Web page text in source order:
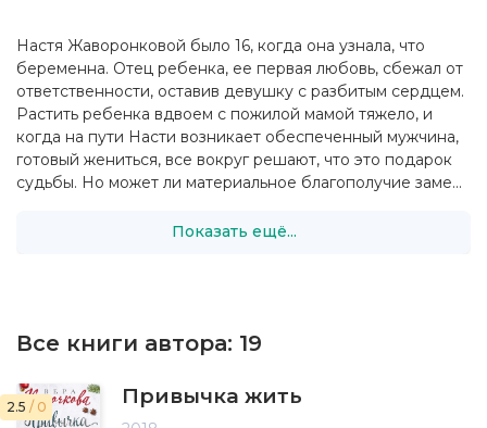
Настя Жаворонковой было 16, когда она узнала, что
беременна. Отец ребенка, ее первая любовь, сбежал от
ответственности, оставив девушку с разбитым сердцем.
Растить ребенка вдвоем с пожилой мамой тяжело, и
когда на пути Насти возникает обеспеченный мужчина,
готовый жениться, все вокруг решают, что это подарок
судьбы. Но может ли материальное благополучие заме...
Показать ещё...
Все книги автора: 19
2.5 / 0 Привычка жить